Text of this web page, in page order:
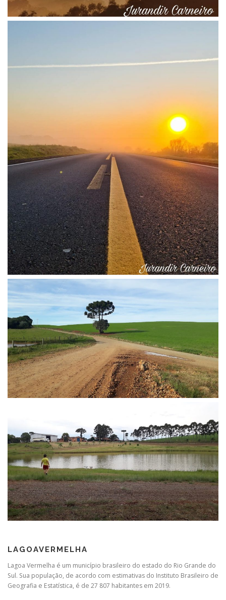
LAGOAVERMELHA
Lagoa Vermelha é um município brasileiro do estado do Rio Grande do
Sul. Sua população, de acordo com estimativas do Instituto Brasileiro de
Geografia e Estatística, é de 27 807 habitantes em 2019.